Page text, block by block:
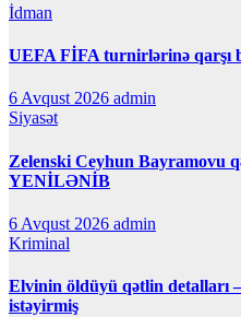
İdman
UEFA FİFA turnirlərinə qarşı
6 Avqust 2026 admin
Siyasət
Zelenski Ceyhun Bayramovu
YENİLƏNİB
6 Avqust 2026 admin
Kriminal
Elvinin öldüyü qətlin detalları –
istəyirmiş